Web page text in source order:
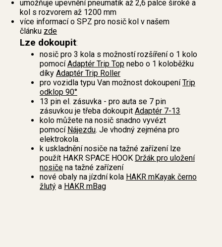
umožňuje upevnění pneumatik až 2,6 palce široké a
kol s rozvorem až 1200 mm
více informací o SPZ pro nosič kol v našem
článku zde
Lze dokoupit:
nosič pro 3 kola s možností rozšíření o 1 kolo
pomocíAdaptér Trip Top nebo o 1 koloběžku
díky Adaptér Trip Roller
pro vozidla typu Van možnost dokoupeníTrip
odklop 90°
13 pin el. zásuvka - pro auta se 7 pin
zásuvkou je třeba dokoupit Adaptér 7-13
kolo můžete na nosič snadno vyvézt
pomocí Nájezdu. Je vhodný zejména pro
elektrokola.
k uskladnění nosiče na tažné zařízení lze
použít HAKR SPACE HOOK Držák pro uložení
nosiče na tažné zařízení
nové obaly na jízdní kola HAKR mKayak černo
žlutý a HAKR mBag